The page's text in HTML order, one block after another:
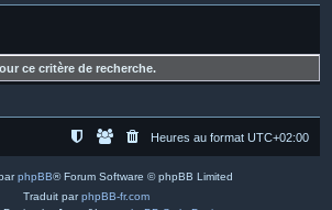
ce critère de recherche.
Heures au format UTC+02:00
phpBB® Forum Software © phpBB Limited
Traduit parphpBB-fr.com